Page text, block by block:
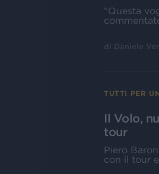
“Questa
di Daniele
TUTTI PER
Il Volo,
tour
Piero
con il tour